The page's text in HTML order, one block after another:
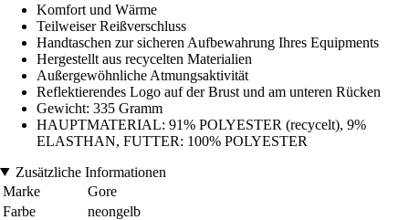
Komfort und Wärme
Teilweiser Reißverschluss
Handtaschen zur sicheren Aufbewahrung Ihres Equipments
Hergestellt aus recycelten Materialien
Außergewöhnliche Atmungsaktivität
Reflektierendes Logo auf der Brust und am unteren Rücken
Gewicht: 335 Gramm
HAUPTMATERIAL: 91% POLYESTER (recycelt), 9%
ELASTHAN, FUTTER: 100% POLYESTER
Zusätzliche Informationen
Marke
Gore
Farbe
neongelb